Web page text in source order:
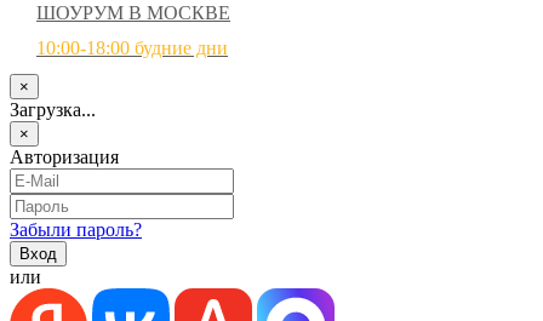
ШОУРУМ В МОСКВЕ
10:00-18:00 будние дни
×
Загрузка...
×
Авторизация
Забыли пароль?
или